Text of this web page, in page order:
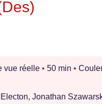
vue réelle • 50 min •
Jonathan